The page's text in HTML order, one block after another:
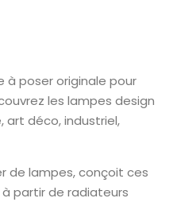
à poser originale pour
les lampes design
art déco, industriel,
de lampes, conçoit ces
partir de radiateurs